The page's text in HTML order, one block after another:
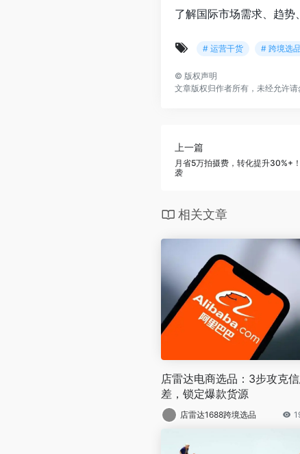
了解国际市场需求、趋势
# 运营干货 # 跨境选
© 版权声明
文章版权归作者所有，未经允许请
上一篇
月省5万拍摄费，转化提升30%+
袭
相关文章
店雷达电商选品：3步攻克
差，锁定爆款货源
店雷达1688跨境选品